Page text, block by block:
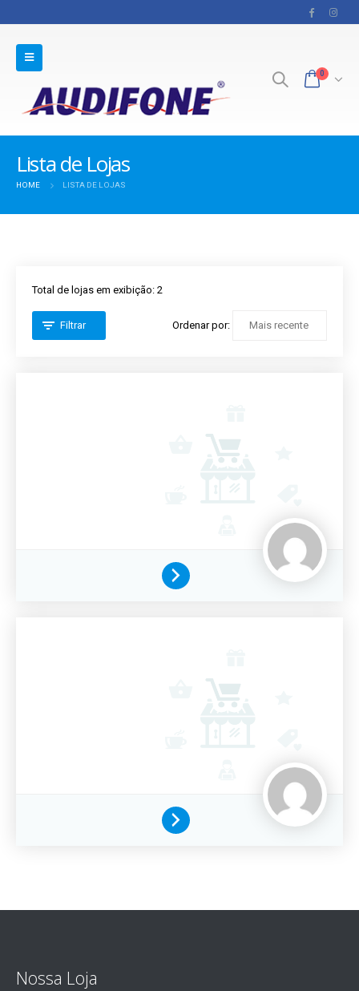
0
Lista de Lojas
HOME LISTA DE LOJAS
Total de lojas em exibição: 2
Filtrar Ordenar por:
Nossa Loja